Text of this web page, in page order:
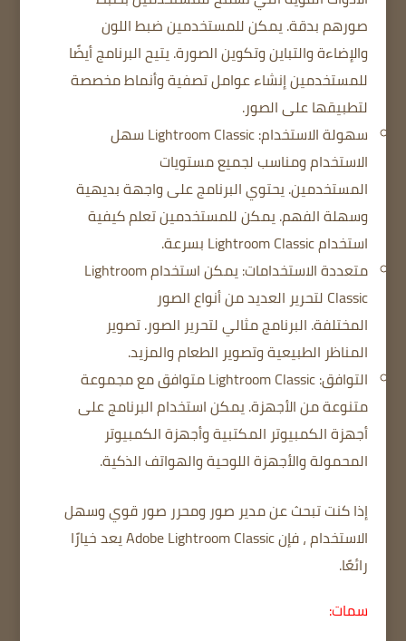
صورهم بدقة.يمكن للمستخدمين ضبط اللون
والإضاءة والتباين وتكوين الصورة.يتيح البرنامج أيضًا
للمستخدمين إنشاء عوامل تصفية وأنماط مخصصة
لتطبيقها على الصور.
سهولة الاستخدام: Lightroom Classic سهل
الاستخدام ومناسب لجميع مستويات
المستخدمين.يحتوي البرنامج على واجهة بديهية
وسهلة الفهم.يمكن للمستخدمين تعلم كيفية
استخدام Lightroom Classic بسرعة.
متعددة الاستخدامات: يمكن استخدام Lightroom
Classic لتحرير العديد من أنواع الصور
المختلفة. البرنامج مثالي لتحرير الصور.تصوير
المناظر الطبيعية وتصوير الطعام والمزيد.
التوافق: Lightroom Classic متوافق مع مجموعة
متنوعة من الأجهزة.يمكن استخدام البرنامج على
أجهزة الكمبيوتر المكتبية وأجهزة الكمبيوتر
المحمولة والأجهزة اللوحية والهواتف الذكية.
إذا كنت تبحث عن مدير صور ومحرر صور قوي وسهل
الاستخدام ، فإن Adobe Lightroom Classic يعد خيارًا
رائعًا.
سمات: